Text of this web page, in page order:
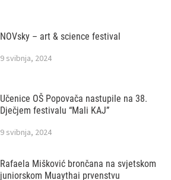
NOVsky – art & science festival
9 svibnja, 2024
Učenice OŠ Popovača nastupile na 38.
Dječjem festivalu “Mali KAJ”
9 svibnja, 2024
Rafaela Mišković brončana na svjetskom
juniorskom Muaythai prvenstvu